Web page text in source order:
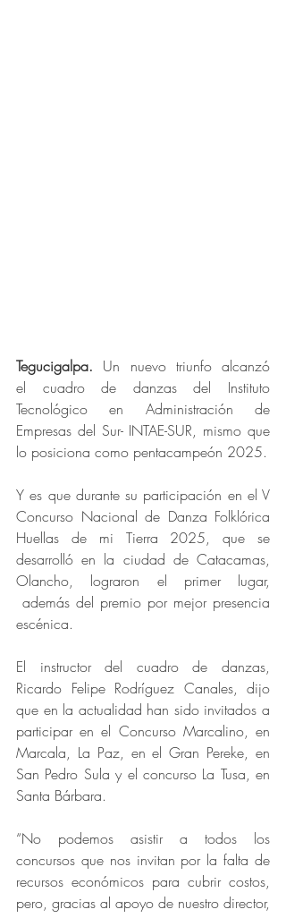
Tegucigalpa. Un nuevo triunfo alcanzó
el
cuadro de danzas del Instituto
Tecnológico en Administración de
Empresas del Sur- INTAE-SUR, mismo que
lo posiciona como pentacampeón 2025.
Y es que durante su participación en el V
Concurso Nacional de Danza Folklórica
Huellas de mi Tierra 2025, que se
desarrolló en la ciudad de Catacamas,
Olancho, lograron el primer lugar,
además del premio por mejor presencia
escénica.
El instructor del cuadro de danzas,
Ricardo Felipe Rodríguez Canales, dijo
que en la actualidad han sido invitados a
participar en el Concurso Marcalino, en
Marcala, La Paz, en el Gran Pereke, en
San Pedro Sula y el concurso La Tusa, en
Santa Bárbara.
“No podemos asistir a todos los
concursos que nos invitan por la falta de
recursos económicos para cubrir costos,
pero, gracias al apoyo de nuestro director,